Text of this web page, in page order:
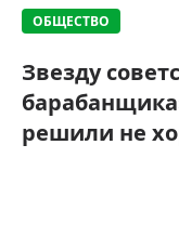
ОБЩЕСТВО
Звезду
решили не